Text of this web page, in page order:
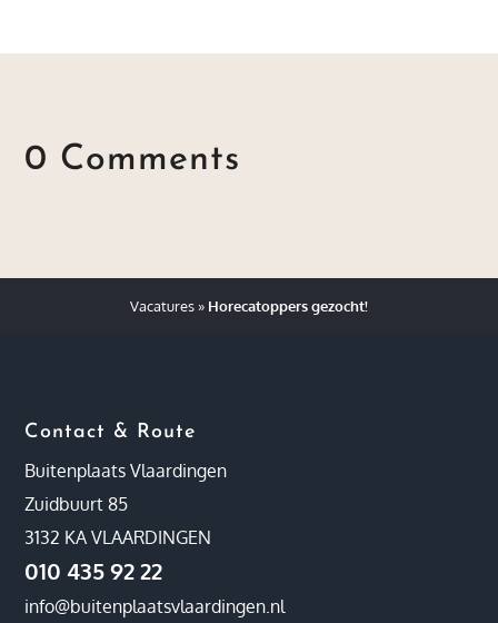
0 Comments
Vacatures » Horecatoppers gezocht!
Contact & Route
Buitenplaats Vlaardingen
Zuidbuurt 85
3132 KA VLAARDINGEN
010 435 92 22
info@buitenplaatsvlaardingen.nl